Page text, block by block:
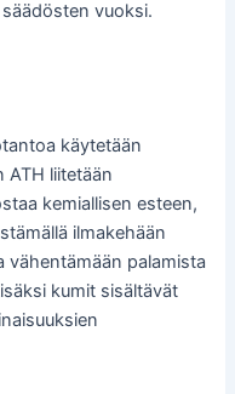
vuoksi.
käytetään
ATH liitetään
kemiallisen esteen,
ilmakehään
vähentämään palamista
kumit sisältävät